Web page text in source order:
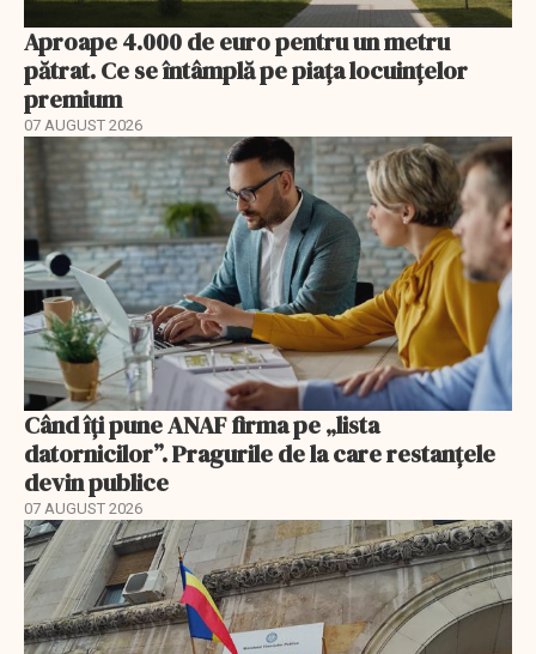
Aproape 4.000 de euro pentru un metru
pătrat. Ce se întâmplă pe piața locuințelor
premium
07 AUGUST 2026
Când îți pune ANAF firma pe „lista
datornicilor”. Pragurile de la care restanțele
devin publice
07 AUGUST 2026